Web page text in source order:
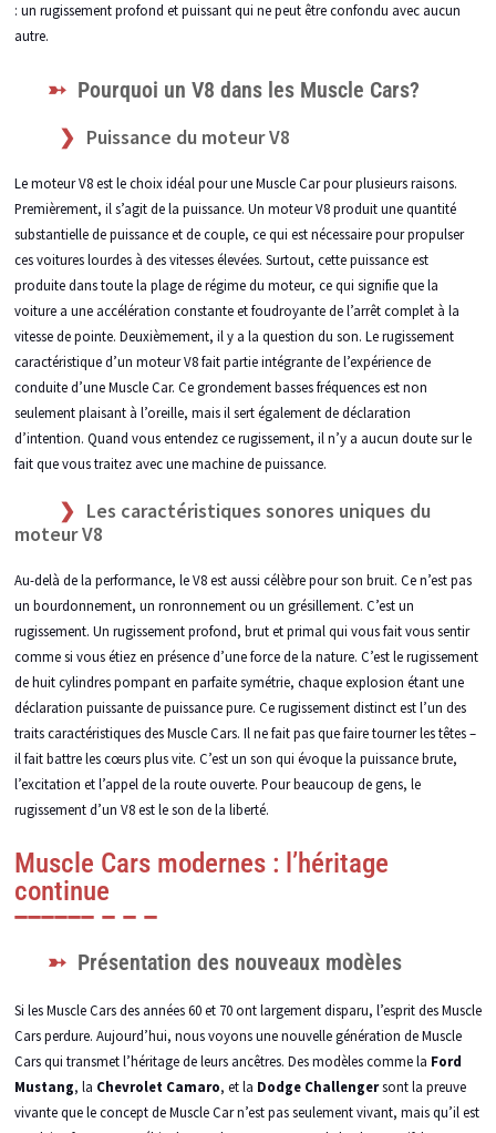
: un rugissement profond et puissant qui ne peut être confondu avec aucun
autre.
Pourquoi un V8 dans les Muscle Cars?
Puissance du moteur V8
Le moteur V8 est le choix idéal pour une Muscle Car pour plusieurs raisons.
Premièrement, il s’agit de la puissance. Un moteur V8 produit une quantité
substantielle de puissance et de couple, ce qui est nécessaire pour propulser
ces voitures lourdes à des vitesses élevées. Surtout, cette puissance est
produite dans toute la plage de régime du moteur, ce qui signifie que la
voiture a une accélération constante et foudroyante de l’arrêt complet à la
vitesse de pointe. Deuxièmement, il y a la question du son. Le rugissement
caractéristique d’un moteur V8 fait partie intégrante de l’expérience de
conduite d’une Muscle Car. Ce grondement basses fréquences est non
seulement plaisant à l’oreille, mais il sert également de déclaration
d’intention. Quand vous entendez ce rugissement, il n’y a aucun doute sur le
fait que vous traitez avec une machine de puissance.
Les caractéristiques sonores uniques du
moteur V8
Au-delà de la performance, le V8 est aussi célèbre pour son bruit. Ce n’est pas
un bourdonnement, un ronronnement ou un grésillement. C’est un
rugissement. Un rugissement profond, brut et primal qui vous fait vous sentir
comme si vous étiez en présence d’une force de la nature. C’est le rugissement
de huit cylindres pompant en parfaite symétrie, chaque explosion étant une
déclaration puissante de puissance pure. Ce rugissement distinct est l’un des
traits caractéristiques des Muscle Cars. Il ne fait pas que faire tourner les têtes –
il fait battre les cœurs plus vite. C’est un son qui évoque la puissance brute,
l’excitation et l’appel de la route ouverte. Pour beaucoup de gens, le
rugissement d’un V8 est le son de la liberté.
Muscle Cars modernes : l’héritage
continue
Présentation des nouveaux modèles
Si les Muscle Cars des années 60 et 70 ont largement disparu, l’esprit des Muscle
Cars perdure. Aujourd’hui, nous voyons une nouvelle génération de Muscle
Cars qui transmet l’héritage de leurs ancêtres. Des modèles comme la Ford
Mustang, la Chevrolet Camaro, et la Dodge Challengersont la preuve
vivante que le concept de Muscle Car n’est pas seulement vivant, mais qu’il est